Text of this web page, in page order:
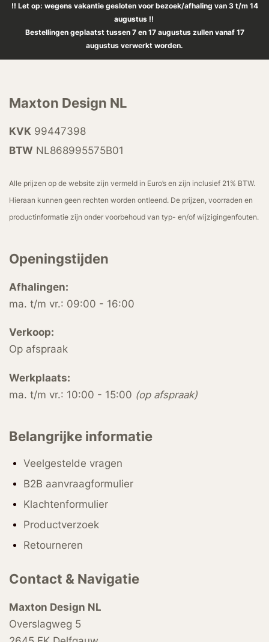
!! Let op: wegens vakantie gesloten voor bezoek/afhaling van 3 t/m 14
augustus !!
Bestellingen geplaatst tussen 7 en 17 augustus zullen vanaf 17
augustus verwerkt worden.
Maxton Design NL
KVK 99447398
BTW NL868995575B01
Alle prijzen op de website zijn vermeld in Euro’s en zijn inclusief 21% BTW.
Hieraan kunnen geen rechten worden ontleend. De prijzen, voorraden en
productinformatie zijn onder voorbehoud van typ- en/of wijzigingenfouten.
Openingstijden
Afhalingen:
ma. t/m vr.: 09:00 - 16:00
Verkoop:
Op afspraak
Werkplaats:
ma. t/m vr.: 10:00 - 15:00 (op afspraak)
Belangrijke informatie
Veelgestelde vragen
B2B aanvraagformulier
Klachtenformulier
Productverzoek
Retourneren
Contact & Navigatie
Maxton Design NL
Overslagweg 5